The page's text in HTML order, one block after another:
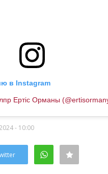
в Instagram
Ертіс Орманы
- 10:00